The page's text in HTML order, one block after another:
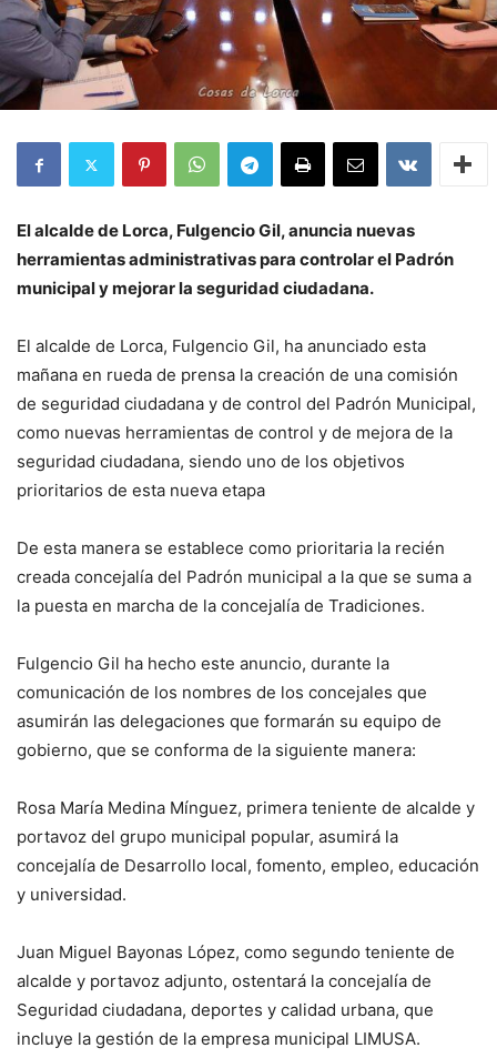
El alcalde de Lorca, Fulgencio Gil, anuncia nuevas
herramientas administrativas para controlar el Padrón
municipal y mejorar la seguridad ciudadana.
El alcalde de Lorca, Fulgencio Gil, ha anunciado esta
mañana en rueda de prensa la creación de una comisión
de seguridad ciudadana y de control del Padrón Municipal,
como nuevas herramientas de control y de mejora de la
seguridad ciudadana, siendo uno de los objetivos
prioritarios de esta nueva etapa
De esta manera se establece como prioritaria la recién
creada concejalía del Padrón municipal a la que se suma a
la puesta en marcha de la concejalía de Tradiciones.
Fulgencio Gil ha hecho este anuncio, durante la
comunicación de los nombres de los concejales que
asumirán las delegaciones que formarán su equipo de
gobierno, que se conforma de la siguiente manera:
Rosa María Medina Mínguez, primera teniente de alcalde y
portavoz del grupo municipal popular, asumirá la
concejalía de Desarrollo local, fomento, empleo, educación
y universidad.
Juan Miguel Bayonas López, como segundo teniente de
alcalde y portavoz adjunto, ostentará la concejalía de
Seguridad ciudadana, deportes y calidad urbana, que
incluye la gestión de la empresa municipal LIMUSA.